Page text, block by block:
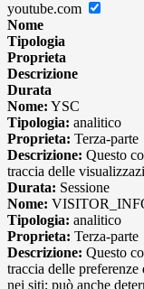
youtube.com
Nome
Tipologia
Proprieta
Descrizione
Durata
Nome: YSC
Tipologia: analitico
Proprieta: Terza-parte
Descrizione: Questo
traccia delle
Durata: Sessione
Nome:
Tipologia: analitico
Proprieta: Terza-parte
Descrizione: Questo
traccia delle
nei siti; può anche